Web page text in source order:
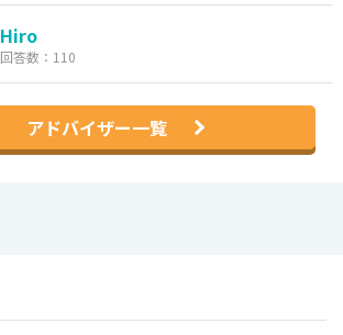
Hiro
回答数：110
アドバイザー一覧